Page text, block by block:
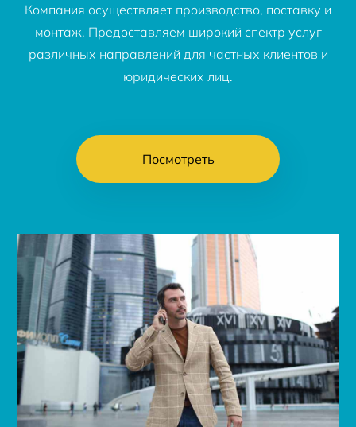
Компания осуществляет производство, поставку и
монтаж. Предоставляем широкий спектр услуг
различных направлений для частных клиентов и
юридических лиц.
Посмотреть